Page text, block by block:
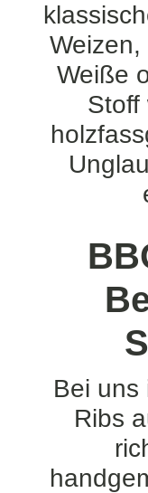
Weiße
Stoff
Bei uns
Ribs